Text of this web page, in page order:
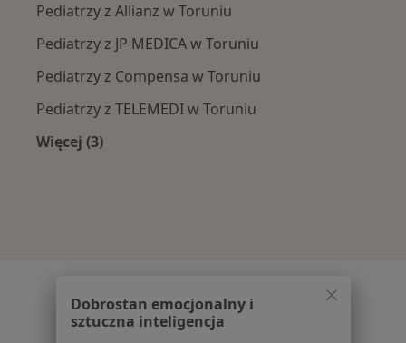
Pediatrzy z Allianz w Toruniu
Pediatrzy z JP MEDICA w Toruniu
Pediatrzy z Compensa w Toruniu
Pediatrzy z TELEMEDI w Toruniu
Więcej (3)
Regulamin
Dobrostan emocjonalny i
sztuczna inteligencja